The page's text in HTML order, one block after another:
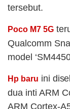
tersebut.
Poco M7 5G
Qualcomm
model
Hp baru ini
dua inti ARM
ARM Cortex-